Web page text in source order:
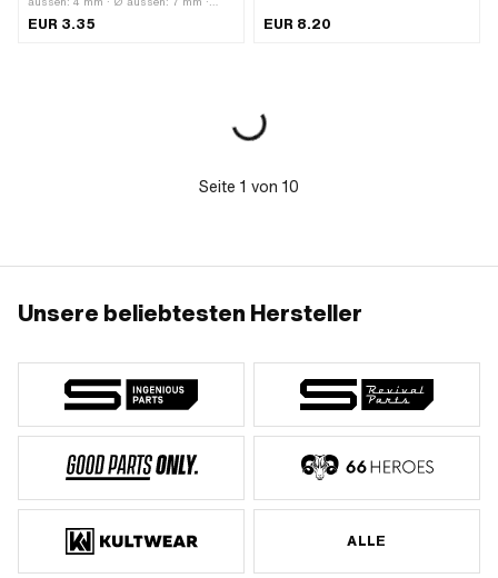
Hersteller: Magura · Ø innen: 2.5 mm
EUR 3.35 EUR 8.20
Seite 1 von 10
Unsere beliebtesten Hersteller
ALLE